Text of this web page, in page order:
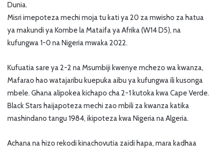
Dunia.
Misri imepoteza mechi moja tu kati ya 20 za mwisho za hatua
ya makundi ya Kombe la Mataifa ya Afrika (W14 D5), na
kufungwa 1-0 na Nigeria mwaka 2022.
Kufuatia sare ya 2-2 na Msumbiji kwenye mchezo wa kwanza,
Mafarao hao watajaribu kuepuka aibu ya kufungwa ili kusonga
mbele. Ghana alipokea kichapo cha 2-1 kutoka kwa Cape Verde.
Black Stars haijapoteza mechi zao mbili za kwanza katika
mashindano tangu 1984, ikipoteza kwa Nigeria na Algeria.
Achana na hizo rekodi kinachovutia zaidi hapa, mara kadhaa